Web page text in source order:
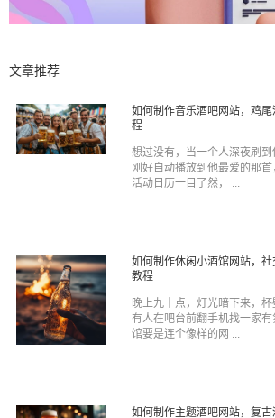
文章推荐
如何制作音乐酒吧网站，鸡
程
想过没有，当一个人深夜刷
刚好自动播放到他最爱的那首
活动日历一目了然， ...
如何制作休闲小酒馆网站，
教程
晚上九十点，灯光暗下来，杯
有人在吧台前翻手机找一家
馆要是连个像样的网 ...
如何制作主题酒吧网站，复